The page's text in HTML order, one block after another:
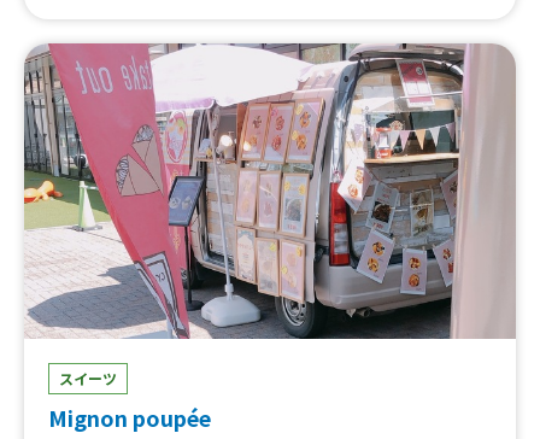
モンサワー、濱田酒造 だいやめ、台湾ビール、生ハムクリ
ームチーズクレープ、ストロベリークリームクレープ、ス
トロベリーロータスクリームクレープ、オニオンスープ、
抹茶ホワイトチョコクレープ、ロータスクリームクレー
プ、オレオクレープ、チュコバナナクレープ、グレープフ
ルーツヨーグルトクレープ、シュガーバター
スイーツ
Mignon poupée